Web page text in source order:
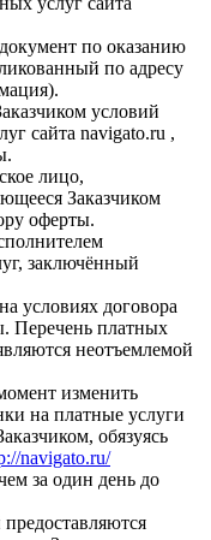
по оказанию
по адресу
условий
сайта navigato.ru ,
лицо,
Заказчиком
оферты.
заключённый
условиях договора
Перечень платных
неотъемлемой
изменить
на платные услуги
обязуясь
navigato.ru/
за один день до